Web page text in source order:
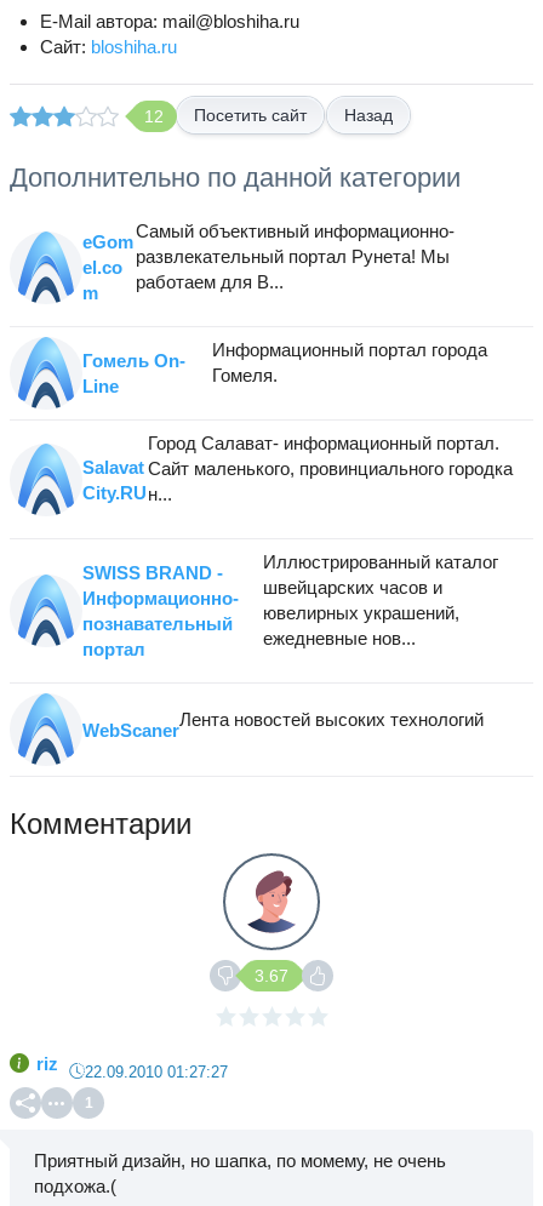
E-Mail автора: mail@bloshiha.ru
Сайт: bloshiha.ru
12 Назад
Дополнительно по данной категории
eGom
el.co
m
Самый объективный информационно-
развлекательный портал Рунета! Мы
работаем для В...
Гомель On-
Line
Информационный портал города
Гомеля.
Salavat
City.RU
Город Салават- информационный портал.
Сайт маленького, провинциального городка
н...
SWISS BRAND -
Информационно-
познавательный
портал
Иллюстрированный каталог
швейцарских часов и
ювелирных украшений,
ежедневные нов...
WebScaner
Лента новостей высоких технологий
Комментарии
3.67
riz 22.09.2010 01:27:27
1
Приятный дизайн, но шапка, по момему, не очень
подхожа.(